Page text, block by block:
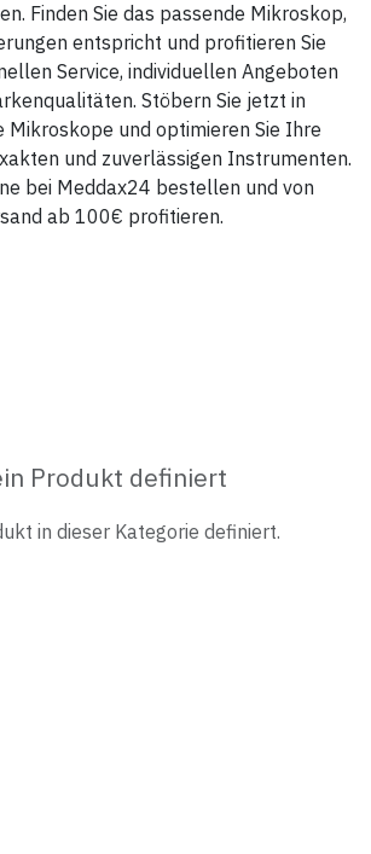
Finden Sie das passende Mikroskop,
entspricht und profitieren Sie
Service, individuellen Angeboten
Stöbern Sie jetzt in
Mikroskope und optimieren Sie Ihre
und zuverlässigen Instrumenten.
bei Meddax24 bestellen und von
ab 100€ profitieren.
Produkt definiert
in dieser Kategorie definiert.